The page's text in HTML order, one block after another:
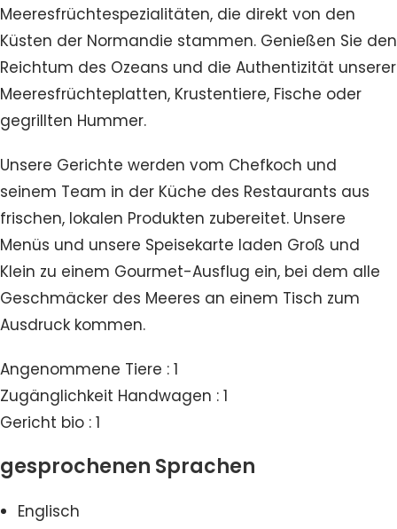
Meeresfrüchtespezialitäten, die direkt von den
Küsten der Normandie stammen. Genießen Sie den
Reichtum des Ozeans und die Authentizität unserer
Meeresfrüchteplatten, Krustentiere, Fische oder
gegrillten Hummer.
Unsere Gerichte werden vom Chefkoch und
seinem Team in der Küche des Restaurants aus
frischen, lokalen Produkten zubereitet. Unsere
Menüs und unsere Speisekarte laden Groß und
Klein zu einem Gourmet-Ausflug ein, bei dem alle
Geschmäcker des Meeres an einem Tisch zum
Ausdruck kommen.
Angenommene Tiere : 1
Zugänglichkeit Handwagen : 1
Gericht bio : 1
gesprochenen Sprachen
Englisch